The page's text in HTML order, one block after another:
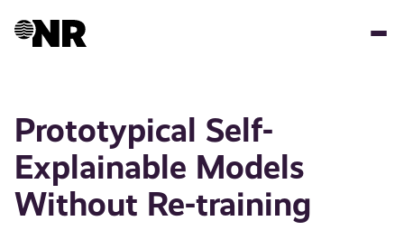
Prototypical Self-
Explainable Models
Without Re-training